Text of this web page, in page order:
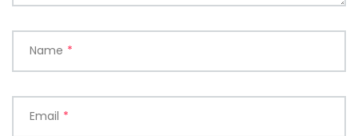
Name *
Email *